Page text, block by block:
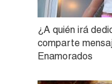
¿A quién irá
comparte
Enamorados